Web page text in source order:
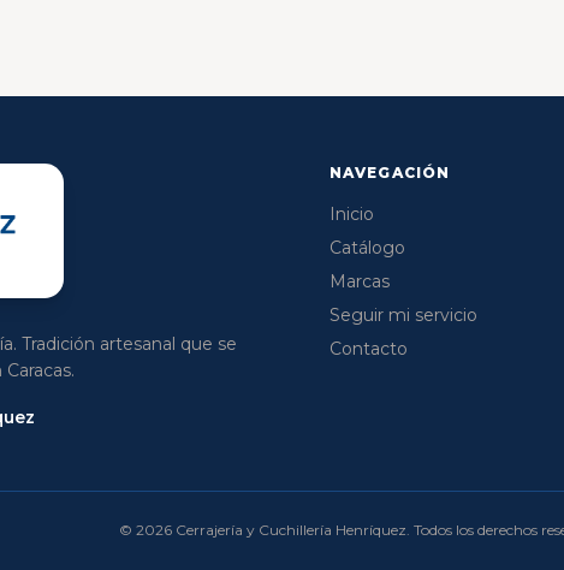
Tradición artesanal que se
NAVEGACIÓN
Inicio
Catálogo
Marcas
Seguir mi servicio
Contacto
© 2026 Cerrajería y Cuchillería Henríquez. Todos los derechos